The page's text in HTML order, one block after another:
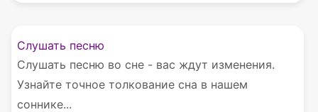
Слушать песню
Слушать песню во сне - вас ждут изменения.
Узнайте точное толкование сна в нашем
соннике...